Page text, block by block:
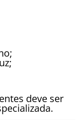
deve ser